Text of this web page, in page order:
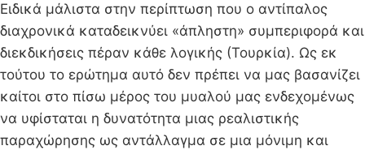
Ειδικά μάλιστα στην περίπτωση που ο αντίπαλος
διαχρονικά καταδεικνύει «άπληστη» συμπεριφορά και
διεκδικήσεις πέραν κάθε λογικής (Τουρκία). Ως εκ
τούτου το ερώτημα αυτό δεν πρέπει να μας βασανίζει
καίτοι στο πίσω μέρος του μυαλού μας ενδεχομένως
να υφίσταται η δυνατότητα μιας ρεαλιστικής
παραχώρησης ως αντάλλαγμα σε μια μόνιμη και